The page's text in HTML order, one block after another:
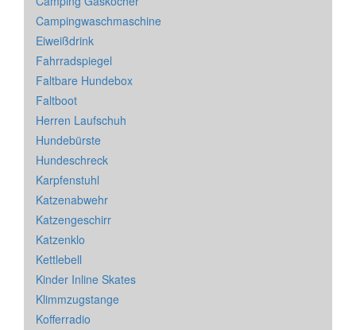
Campingwaschmaschine
Eiweißdrink
Fahrradspiegel
Faltbare Hundebox
Faltboot
Herren Laufschuh
Hundebürste
Hundeschreck
Karpfenstuhl
Katzenabwehr
Katzengeschirr
Katzenklo
Kettlebell
Kinder Inline Skates
Klimmzugstange
Kofferradio